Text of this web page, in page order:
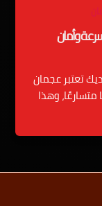
وأمان
تعتبر عجمان
وهذا